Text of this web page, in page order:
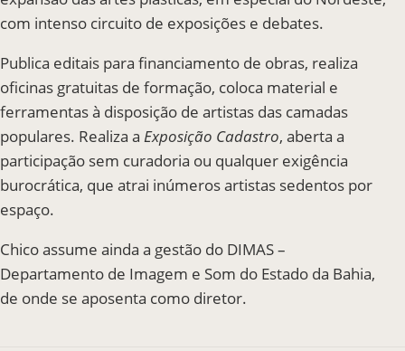
com intenso circuito de exposições e debates.
Publica editais para financiamento de obras, realiza
oficinas gratuitas de formação, coloca material e
ferramentas à disposição de artistas das camadas
populares. Realiza a Exposição Cadastro, aberta a
participação sem curadoria ou qualquer exigência
burocrática, que atrai inúmeros artistas sedentos por
espaço.
Chico assume ainda a gestão do DIMAS –
Departamento de Imagem e Som do Estado da Bahia,
de onde se aposenta como diretor.